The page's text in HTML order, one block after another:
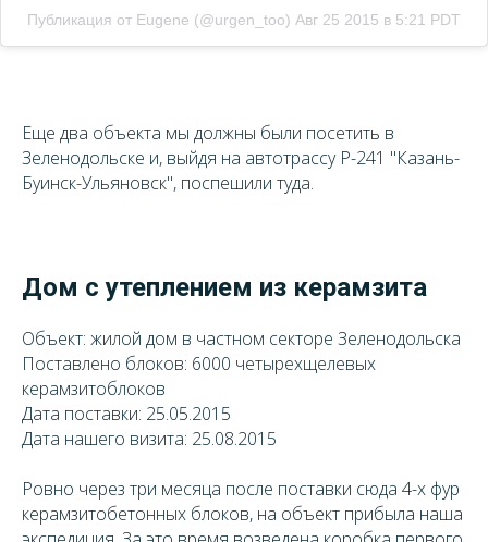
Публикация от Eugene (@urgen_too) Авг 25 2015 в 5:21 PDT
Еще два объекта мы должны были посетить в
Зеленодольске и, выйдя на автотрассу Р-241 "Казань-
Буинск-Ульяновск", поспешили туда.
Дом с утеплением из керамзита
Объект: жилой дом в частном секторе Зеленодольска
Поставлено блоков: 6000 четырехщелевых
керамзитоблоков
Дата поставки: 25.05.2015
Дата нашего визита: 25.08.2015
Ровно через три месяца после поставки сюда 4-х фур
керамзитобетонных блоков, на объект прибыла наша